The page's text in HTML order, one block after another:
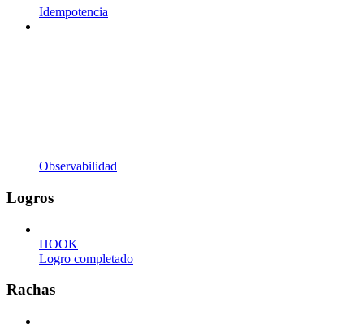
Idempotencia
Observabilidad
Logros
HOOK
Logro completado
Rachas